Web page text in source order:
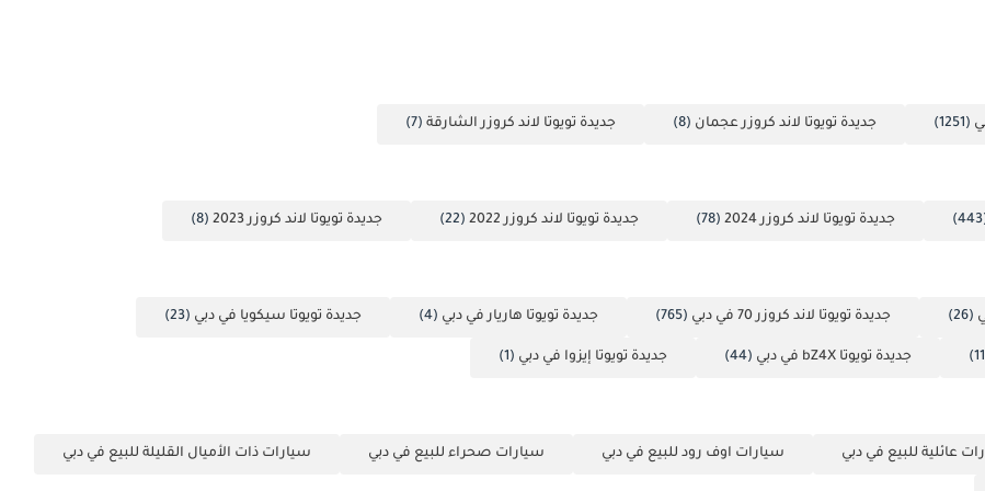
(1251) جديدة تويوتا لاند كروزر عجمان (8) جديدة تويوتا لاند كروزر الشارقة (7)
جديدة تويوتا لاند كروزر 2024 (78) جديدة تويوتا لاند كروزر 2022 (22) جديدة تويوتا لاند كروزر 2023 (8)
(26) جديدة تويوتا لاند كروزر 70 في دبي (765) جديدة تويوتا هاريار في دبي (4) جديدة تويوتا سيكويا في دبي (23)
جديدة تويوتا bZ4X في دبي (44) جديدة تويوتا إيزوا في دبي (1)
عائلية للبيع في دبي سيارات اوف رود للبيع في دبي سيارات صحراء للبيع في دبي سيارات ذات الأميال القليلة للبيع في دبي